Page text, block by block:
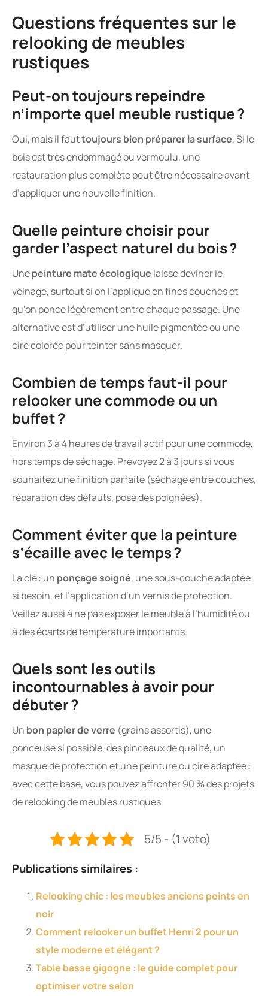
Questions fréquentes sur le
relooking de meubles
rustiques
Peut-on toujours repeindre
n’importe quel meuble rustique ?
Oui, mais il fauttoujours bien préparer la surface. Si le
bois est très endommagé ou vermoulu, une
restauration plus complète peut être nécessaire avant
d’appliquer une nouvelle finition.
Quelle peinture choisir pour
garder l’aspect naturel du bois ?
Unepeinture mate écologique laisse deviner le
veinage, surtout si on l’applique en fines couches et
qu’on ponce légèrement entre chaque passage. Une
alternative est d’utiliser une huile pigmentée ou une
cire colorée pour teinter sans masquer.
Combien de temps faut-il pour
relooker une commode ou un
buffet ?
Environ 3 à 4 heures de travail actif pour une commode,
hors temps de séchage. Prévoyez 2 à 3 jours si vous
souhaitez une finition parfaite (séchage entre couches,
réparation des défauts, pose des poignées).
Comment éviter que la peinture
s’écaille avec le temps ?
La clé : un ponçage soigné, une sous-couche adaptée
si besoin, et l’application d’un vernis de protection.
Veillez aussi à ne pas exposer le meuble à l’humidité ou
à des écarts de température importants.
Quels sont les outils
incontournables à avoir pour
débuter ?
Un bon papier de verre (grains assortis), une
ponceuse si possible, des pinceaux de qualité, un
masque de protection et une peinture ou cire adaptée :
avec cette base, vous pouvez affronter 90 % des projets
de relooking de meubles rustiques.
5/5 - (1 vote)
Publications similaires :
Relooking chic : les meubles anciens peints en
noir
Comment relooker un buffet Henri 2 pour un
style moderne et élégant ?
Table basse gigogne : le guide complet pour
optimiser votre salon